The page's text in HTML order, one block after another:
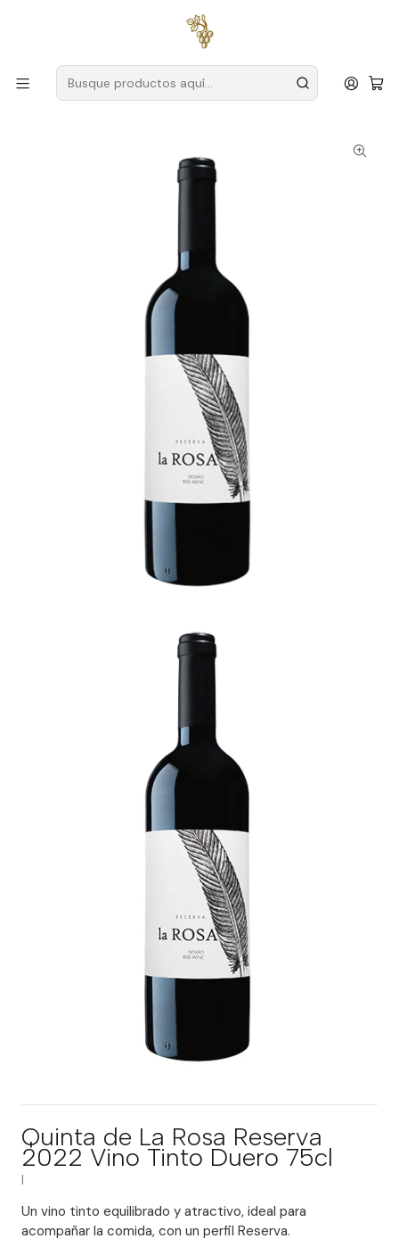
para pedidos superiores a
Productores Duero
Finca La Rosa
Quinta de La Rosa Reserva 2022 Vino Tinto Duero 75cl
Quinta de La Rosa Reserva
2022 Vino Tinto Duero 75cl
Un vino tinto equilibrado y atractivo, ideal para
acompañar la comida, con un perfil Reserva.